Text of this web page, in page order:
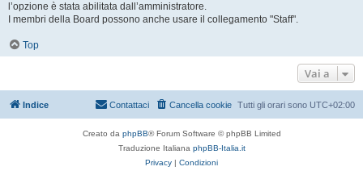
l’opzione è stata abilitata dall’amministratore.
I membri della Board possono anche usare il collegamento "Staff".
Top
Vai a
Indice Tutti gli orari sono UTC+02:00
Cancella cookie
Contattaci
Creato da phpBB® Forum Software © phpBB Limited
Traduzione Italiana phpBB-Italia.it
Privacy | Condizioni